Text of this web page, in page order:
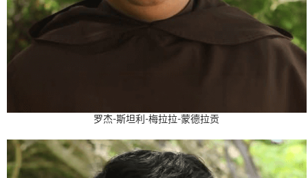
罗杰-斯坦利-梅拉拉-蒙德拉贡